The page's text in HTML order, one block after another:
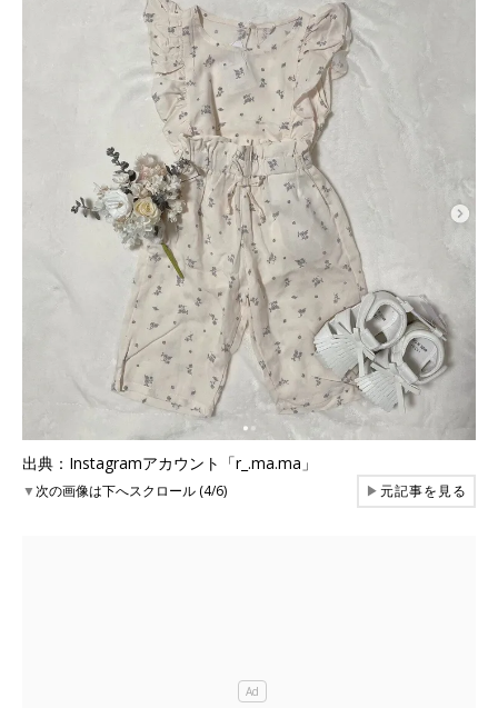
出典：Instagramアカウント「r_.ma.ma」
▼次の画像は下へスクロール (4/6) ▶元記事を見る